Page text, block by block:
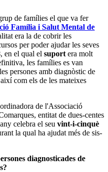
de famílies el que va fer
Família i Salut Mental de
era la de cobrir les
per poder ajudar les seves
, en el qual el suport era molt
les famílies es van
persones amb diagnòstic de
com els de les mateixes
de l'Associació
entitat de dues-centes
celebra el seu vint-i-cinquè
la qual ha ajudat més de sis-
diagnosticades de